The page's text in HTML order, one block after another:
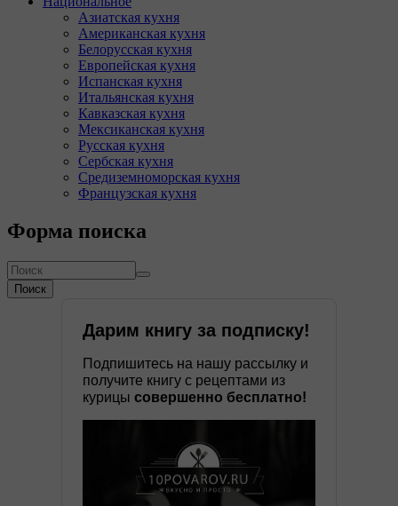
Азиатская кухня
Американская кухня
Белорусская кухня
Европейская кухня
Испанская кухня
Итальянская кухня
Кавказская кухня
Мексиканская кухня
Русская кухня
Сербская кухня
Средиземноморская кухня
Французская кухня
Форма поиска
Поиск
Дарим книгу за подписку!
Подпишитесь на нашу рассылку и
получите книгу с рецептами из
курицы совершенно бесплатно!